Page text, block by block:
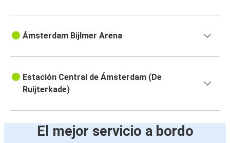
Ámsterdam Bijlmer Arena
Estación Central de Ámsterdam (De
Ruijterkade)
El mejor servicio a bordo